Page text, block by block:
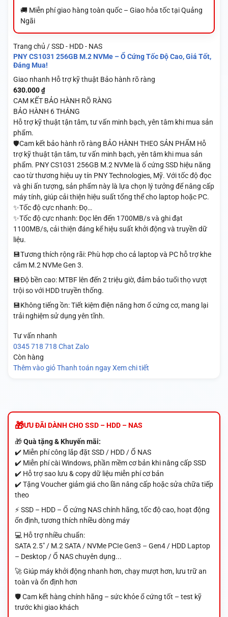
🚚 Miễn phí giao hàng toàn quốc – Giao hỏa tốc tại Quảng
Ngãi
Trang chủ / SSD - HDD - NAS
PNY CS1031 256GB M.2 NVMe – Ổ Cứng Tốc Độ Cao, Giá Tốt,
Đáng Mua!
Giao nhanh Hỗ trợ kỹ thuật Bảo hành rõ ràng
630.000 ₫
CAM KẾT BẢO HÀNH RÕ RÀNG
BẢO HÀNH 6 THÁNG
Hỗ trợ kỹ thuật tận tâm, tư vấn minh bạch, yên tâm khi mua sản
phẩm.
🛡️Cam kết bảo hành rõ ràng BẢO HÀNH THEO SẢN PHẨM Hỗ
trợ kỹ thuật tận tâm, tư vấn minh bạch, yên tâm khi mua sản
phẩm. PNY CS1031 256GB M.2 NVMe là ổ cứng SSD hiệu năng
cao từ thương hiệu uy tín PNY Technologies, Mỹ. Với tốc độ đọc
và ghi ấn tượng, sản phẩm này là lựa chọn lý tưởng để nâng cấp
máy tính, giúp cải thiện hiệu suất tổng thể cho laptop hoặc PC.
✨Tốc độ cực nhanh: Đọ…
✨Tốc độ cực nhanh: Đọc lên đến 1700MB/s và ghi đạt
1100MB/s, cải thiện đáng kể hiệu suất khởi động và truyền dữ
liệu.
💾Tương thích rộng rãi: Phù hợp cho cả laptop và PC hỗ trợ khe
cắm M.2 NVMe Gen 3.
💾Độ bền cao: MTBF lên đến 2 triệu giờ, đảm bảo tuổi thọ vượt
trội so với HDD truyền thống.
💾Không tiếng ồn: Tiết kiệm điện năng hơn ổ cứng cơ, mang lại
trải nghiệm sử dụng yên tĩnh.
Tư vấn nhanh
0345 718 718 Chat Zalo
Còn hàng
Thêm vào giỏ Thanh toán ngay Xem chi tiết
ƯU ĐÃI DÀNH CHO SSD – HDD – NAS
🎁Quà tặng & Khuyến mãi:
✔️ Miễn phí công lắp đặt SSD / HDD / Ổ NAS
✔️ Miễn phí cài Windows, phần mềm cơ bản khi nâng cấp SSD
✔️ Hỗ trợ sao lưu & copy dữ liệu miễn phí cơ bản
✔️ Tặng Voucher giảm giá cho lần nâng cấp hoặc sửa chữa tiếp
theo
⚡ SSD – HDD – Ổ cứng NAS chính hãng, tốc độ cao, hoạt động
ổn định, tương thích nhiều dòng máy
💻 Hỗ trợ nhiều chuẩn:
SATA 2.5" / M.2 SATA / NVMe PCIe Gen3 – Gen4 / HDD Laptop
– Desktop / Ổ NAS chuyên dụng...
🚀 Giúp máy khởi động nhanh hơn, chạy mượt hơn, lưu trữ an
toàn và ổn định hơn
🛡️ Cam kết hàng chính hãng – sức khỏe ổ cứng tốt – test kỹ
trước khi giao khách